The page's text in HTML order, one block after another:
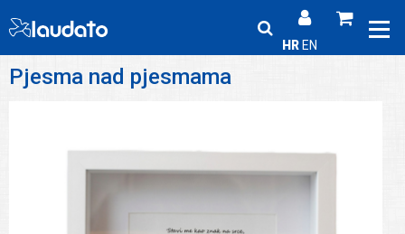
HR EN
Pjesma nad pjesmama